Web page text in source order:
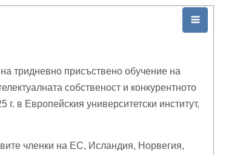
тридневно присъствено обучение на
собственост и конкурентното
в Европейския университетски институт,
членки на ЕС, Исландия, Норвегия,